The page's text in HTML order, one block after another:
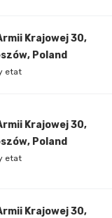
Krajowej 30,
Poland
etat
Krajowej 30,
Poland
etat
Krajowej 30,